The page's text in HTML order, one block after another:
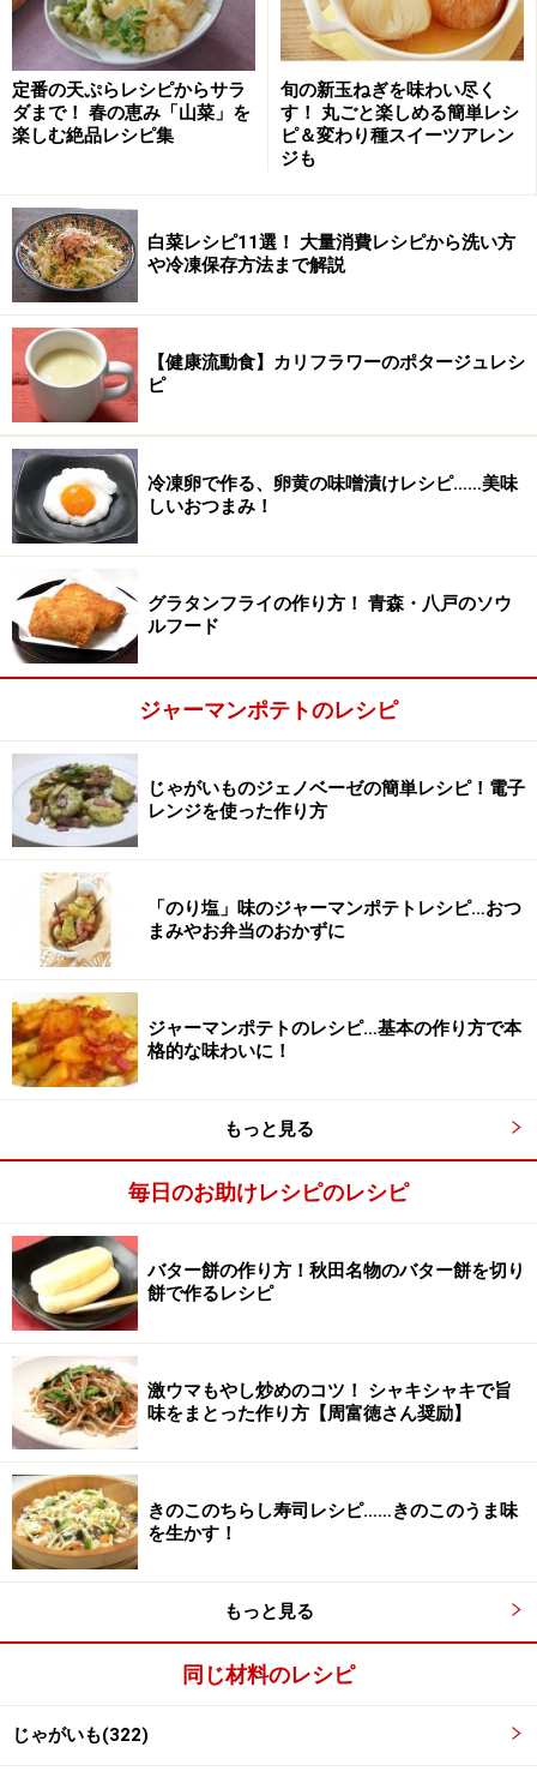
抜きしてザルに上げ、耐熱容器に並べてラップをして電
子レンジに4分かけて、1～2分蒸らす。
2
エリンギ・ベーコンを切る
3
エリンギ・ベーコンを炒める
フライパンにオリーブ油大さじ1を入れて火にかけ、ベ
ーコンとエリンギを炒め、軽く塩こしょうする。
定番の天ぷらレシピからサラ
ダまで！ 春の恵み「山菜」を
楽しむ絶品レシピ集
旬の新玉ねぎを味わい尽く
す！ 丸ごと楽しめる簡単レシ
ピ＆変わり種スイーツアレン
ジも
白菜レシピ11選！ 大量消費レシピから洗い方
や冷凍保存方法まで解説
【健康流動食】カリフラワーのポタージュレシ
ピ
冷凍卵で作る、卵黄の味噌漬けレシピ……美味
しいおつまみ！
グラタンフライの作り方！ 青森・八戸のソウ
ルフード
ジャーマンポテトのレシピ
じゃがいものジェノベーゼの簡単レシピ！電子
レンジを使った作り方
「のり塩」味のジャーマンポテトレシピ…おつ
まみやお弁当のおかずに
ジャーマンポテトのレシピ…基本の作り方で本
格的な味わいに！
もっと見る
毎日のお助けレシピのレシピ
バター餅の作り方！秋田名物のバター餅を切り
餅で作るレシピ
激ウマもやし炒めのコツ！ シャキシャキで旨
味をまとった作り方【周富徳さん奨励】
きのこのちらし寿司レシピ……きのこのうま味
を生かす！
もっと見る
同じ材料のレシピ
じゃがいも(322)